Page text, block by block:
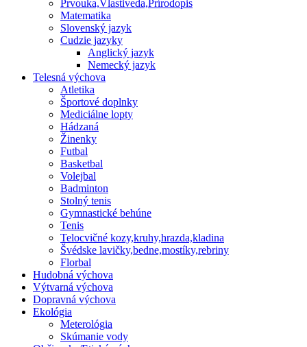
Prvouka,Vlastiveda,Prírodopis
Matematika
Slovenský jazyk
Cudzie jazyky
Anglický jazyk
Nemecký jazyk
Telesná výchova
Atletika
Športové doplnky
Mediciálne lopty
Hádzaná
Žinenky
Futbal
Basketbal
Volejbal
Badminton
Stolný tenis
Gymnastické behúne
Tenis
Telocvičné kozy,kruhy,hrazda,kladina
Švédske lavičky,bedne,mostíky,rebriny
Florbal
Hudobná výchova
Výtvarná výchova
Dopravná výchova
Ekológia
Meterológia
Skúmanie vody